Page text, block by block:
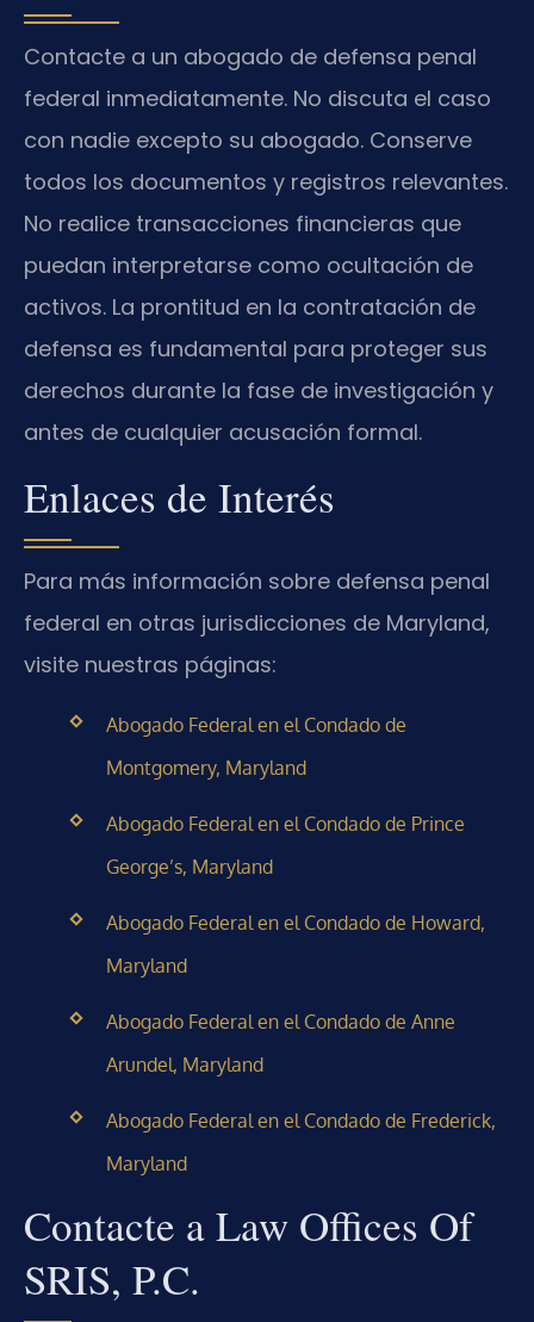
Contacte a un abogado de defensa penal
federal inmediatamente. No discuta el caso
con nadie excepto su abogado. Conserve
todos los documentos y registros relevantes.
No realice transacciones financieras que
puedan interpretarse como ocultación de
activos. La prontitud en la contratación de
defensa es fundamental para proteger sus
derechos durante la fase de investigación y
antes de cualquier acusación formal.
Enlaces de Interés
Para más información sobre defensa penal
federal en otras jurisdicciones de Maryland,
visite nuestras páginas:
Abogado Federal en el Condado de
Montgomery, Maryland
Abogado Federal en el Condado de Prince
George’s, Maryland
Abogado Federal en el Condado de Howard,
Maryland
Abogado Federal en el Condado de Anne
Arundel, Maryland
Abogado Federal en el Condado de Frederick,
Maryland
Contacte a Law Offices Of
SRIS, P.C.